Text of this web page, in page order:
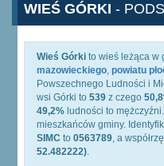
WIEŚ GÓRKI -
Wieś Górki to wieś leżąca w
mazowieckiego, powiatu
Powszechnego Ludności i
wsi Górki to 539 z czego
49,2% ludności to
mieszkańców gminy.
SIMC to 0563789, a
52.482222).